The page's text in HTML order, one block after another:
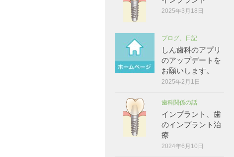
2025年3月18日
ブログ、日記
しん歯科のアプリ
のアップデートを
お願いします。
2025年2月1日
歯科関係の話
インプラント、歯
のインプラント治
療
2024年6月10日